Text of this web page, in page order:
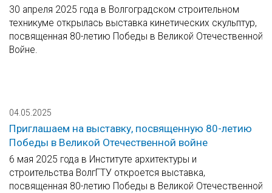
30 апреля 2025 года в Волгоградском строительном
техникуме открылась выставка кинетических скульптур,
посвященная 80-летию Победы в Великой Отечественной
Войне.
04.05.2025
Приглашаем на выставку, посвященную 80-летию
Победы в Великой Отечественной войне
6 мая 2025 года в Институте архитектуры и
строительства ВолгГТУ откроется выставка,
посвященная 80-летию Победы в Великой Отечественной